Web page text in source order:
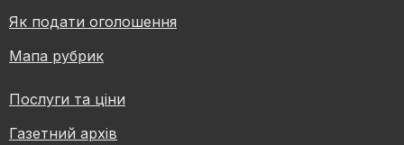
Як подати оголошення
Мапа рубрик
Послуги та ціни
Газетний архів